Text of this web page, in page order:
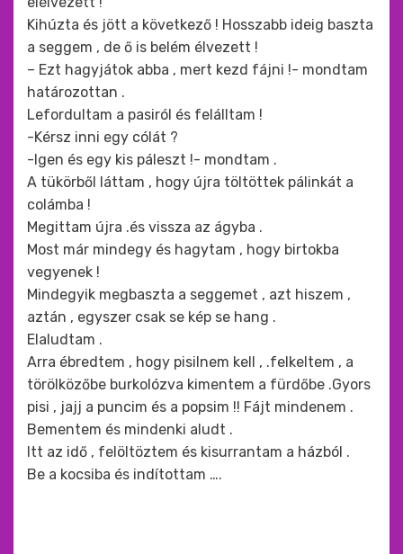
Kihúzta és jött a következő ! Hosszabb ideig baszta
a seggem , de ő is belém élvezett !
– Ezt hagyjátok abba , mert kezd fájni !- mondtam
határozottan .
Lefordultam a pasiról és felálltam !
-Kérsz inni egy cólát ?
-Igen és egy kis páleszt !- mondtam .
A tükörből láttam , hogy újra töltöttek pálinkát a
colámba !
Megittam újra .és vissza az ágyba .
Most már mindegy és hagytam , hogy birtokba
vegyenek !
Mindegyik megbaszta a seggemet , azt hiszem ,
aztán , egyszer csak se kép se hang .
Elaludtam .
Arra ébredtem , hogy pisilnem kell , .felkeltem , a
törölközőbe burkolózva kimentem a fürdőbe .Gyors
pisi , jajj a puncim és a popsim !! Fájt mindenem .
Bementem és mindenki aludt .
Itt az idő , felöltöztem és kisurrantam a házból .
Be a kocsiba és indítottam ….